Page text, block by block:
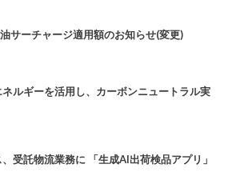
ーチャージ適用額のお知らせ(変更)
ルギーを活用し、カーボンニュートラル実
受託物流業務に 「生成AI出荷検品アプリ」